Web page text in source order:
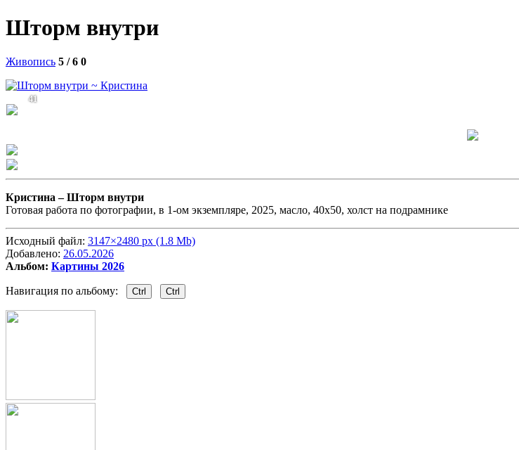
Шторм внутри
Живопись 5 / 6 0
41
Кристина –Шторм внутри
Готовая работа по фотографии, в 1-ом экземпляре, 2025, масло, 40х50, холст на подрамнике
Исходный файл: 3147×2480 px (1.8 Mb)
Добавлено: 26.05.2026
Альбом: Картины 2026
Навигация по альбому: Ctrl Ctrl